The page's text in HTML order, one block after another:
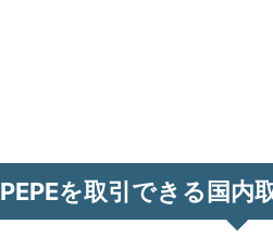
PEPEを取引できる国内